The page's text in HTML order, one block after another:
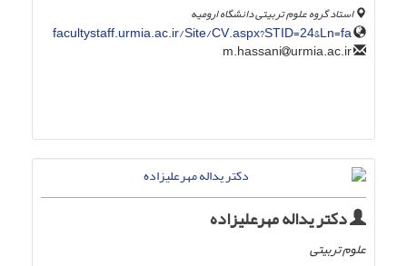
استاد گروه علوم تربیتی دانشگاه ارومیه
facultystaff.urmia.ac.ir/Site/CV.aspx?STID=24&Ln=fa
urmia.ac.ir
دکتر یداله مهرعلیزاده
علوم تربیتی